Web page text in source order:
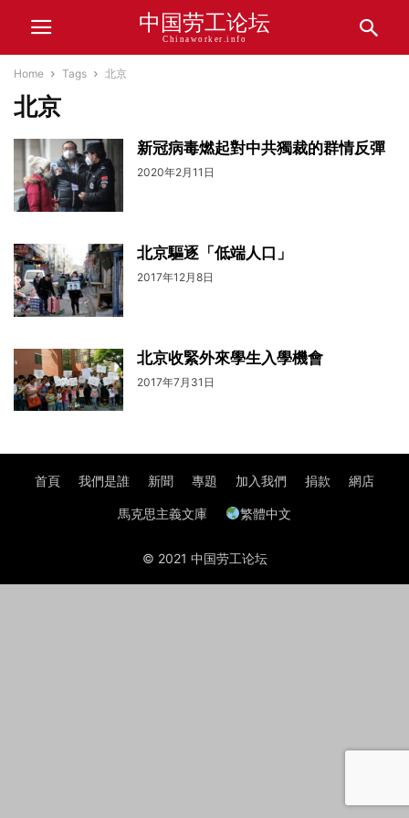
中国劳工论坛
Chinaworker.info
Home Tags 北京
北京
新冠病毒燃起對中共獨裁的群情反彈
2020年2月11日
北京驅逐「低端人口」
2017年12月8日
北京收緊外來學生入學機會
2017年7月31日
首頁 我們是誰 新聞 專題 加入我們 捐款 網店
馬克思主義文庫 繁體中文
© 2021 中国劳工论坛